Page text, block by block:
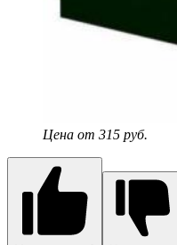
Цена от 315 руб.